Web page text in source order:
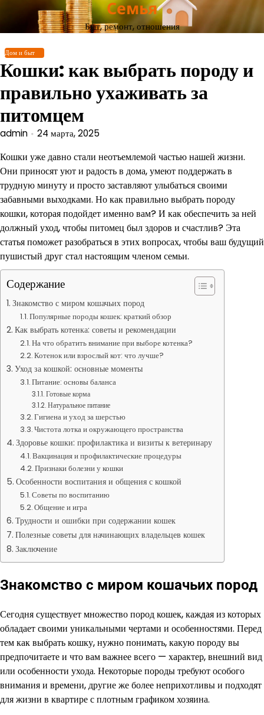
Перейти
содержимому
Семья
Быт, ремонт, отношения
Дом и быт
Кошки: как выбрать породу и
правильно ухаживать за
питомцем
admin 24 марта, 2025
Кошки уже давно стали неотъемлемой частью нашей жизни.
Они приносят уют и радость в дома, умеют поддержать в
трудную минуту и просто заставляют улыбаться своими
забавными выходками. Но как правильно выбрать породу
кошки, которая подойдет именно вам? И как обеспечить за ней
должный уход, чтобы питомец был здоров и счастлив? Эта
статья поможет разобраться в этих вопросах, чтобы ваш будущий
пушистый друг стал настоящим членом семьи.
Содержание
Знакомство с миром кошачьих пород
Популярные породы кошек: краткий обзор
Как выбрать котенка: советы и рекомендации
На что обратить внимание при выборе котенка?
Котенок или взрослый кот: что лучше?
Уход за кошкой: основные моменты
Питание: основы баланса
Готовые корма
Натуральное питание
Гигиена и уход за шерстью
Чистота лотка и окружающего пространства
Здоровье кошки: профилактика и визиты к ветеринару
Вакцинация и профилактические процедуры
Признаки болезни у кошки
Особенности воспитания и общения с кошкой
Советы по воспитанию
Общение и игра
Трудности и ошибки при содержании кошек
Полезные советы для начинающих владельцев кошек
Заключение
Знакомство с миром кошачьих пород
Сегодня существует множество пород кошек, каждая из которых
обладает своими уникальными чертами и особенностями. Перед
тем как выбрать кошку, нужно понимать, какую породу вы
предпочитаете и что вам важнее всего — характер, внешний вид
или особенности ухода. Некоторые породы требуют особого
внимания и времени, другие же более неприхотливы и подходят
для жизни в квартире с плотным графиком хозяина.